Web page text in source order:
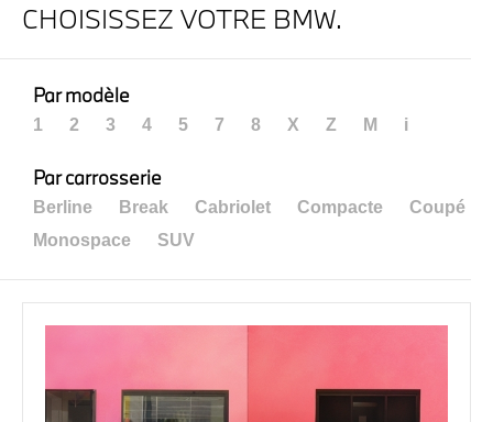
CHOISISSEZ VOTRE BMW.
Par modèle
1 2 3 4 5 7 8 X Z M i
Par carrosserie
Berline Break Cabriolet Compacte
Coupé
Monospace
SUV